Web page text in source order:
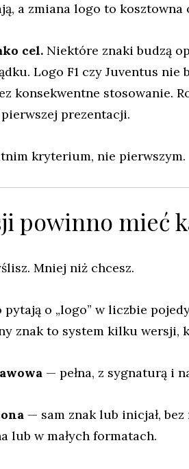
a zmiana logo to kosztowna
cel. Niektóre znaki budzą
Logo F1 czy Juventus nie
konsekwentne stosowanie.
prezentacji.
kryterium, nie pierwszym.
powinno mieć
Mniej niż chcesz.
o „logo” w liczbie
znak to system kilku wersji,
— pełna, z sygnaturą i
— sam znak lub inicjał,
lub w małych formatach.